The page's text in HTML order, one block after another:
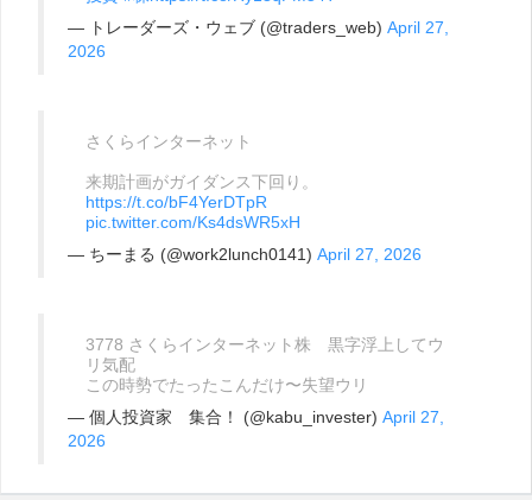
— トレーダーズ・ウェブ (@traders_web) April 27,
2026
さくらインターネット
来期計画がガイダンス下回り。
https://t.co/bF4YerDTpR
pic.twitter.com/Ks4dsWR5xH
— ちーまる (@work2lunch0141) April 27, 2026
3778 さくらインターネット株 黒字浮上してウ
リ気配
この時勢でたったこんだけ〜失望ウリ
— 個人投資家 集合！ (@kabu_invester) April 27,
2026